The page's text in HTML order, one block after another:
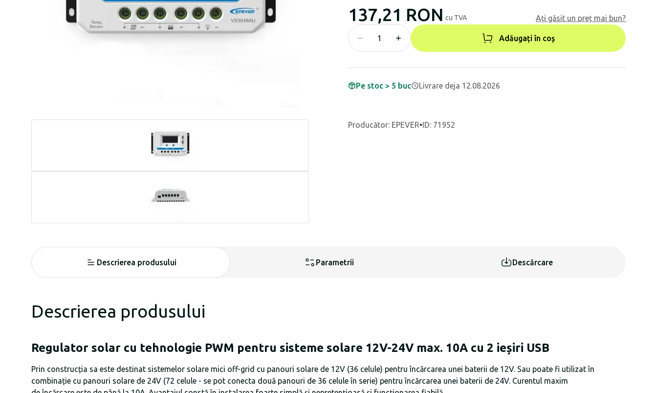
137,21 RON cu TVA Ați găsit un preț mai bun?
Adăugați în coș
Pe stoc > 5 buc Livrare deja 12.08.2026
Producător: EPEVER•ID: 71952
Descrierea produsului Parametrii Descărcare
Descrierea produsului
Regulator solar cu tehnologie PWM pentru sisteme solare 12V-24V max. 10A cu 2 ieșiri USB
Prin construcția sa este destinat sistemelor solare mici off-grid cu panouri solare de 12V (36 celule) pentru încărcarea unei baterii de 12V. Sau poate fi utilizat în
combinație cu panouri solare de 24V (72 celule - se pot conecta două panouri de 36 celule în serie) pentru încărcarea unei baterii de 24V. Curentul maxim